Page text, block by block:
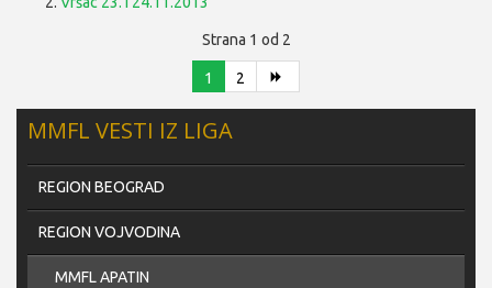
Strana 1 od 2
1 2
MMFL VESTI IZ LIGA
REGION BEOGRAD
REGION VOJVODINA
MMFL APATIN